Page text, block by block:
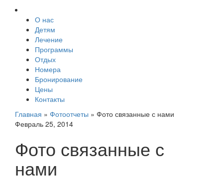
О нас
Детям
Лечение
Программы
Отдых
Номера
Бронирование
Цены
Контакты
Главная » Фотоотчеты » Фото связанные с нами
Февраль 25, 2014
Фото связанные с
нами